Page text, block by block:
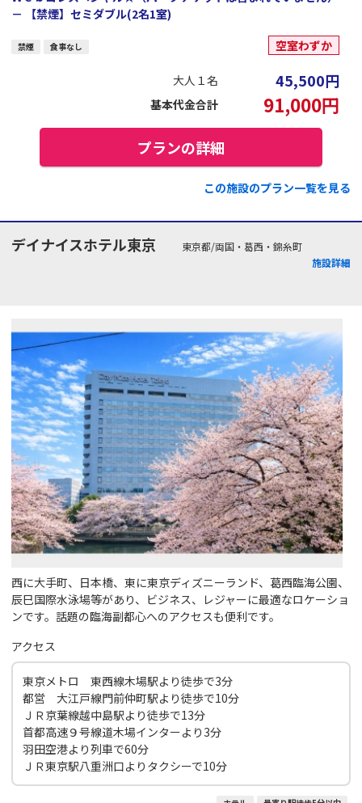
－ 【禁煙】セミダブル(2名1室)
禁煙 食事なし 空室わずか
大人１名 45,500円
基本代金合計 91,000円
プランの詳細
この施設のプラン一覧を見る
デイナイスホテル東京
東京都/両国・葛西・錦糸町
施設詳細
西に大手町、日本橋、東に東京ディズニーランド、葛西臨海公園、
辰巳国際水泳場等があり、ビジネス、レジャーに最適なロケーショ
ンです。話題の臨海副都心へのアクセスも便利です。
アクセス
東京メトロ 東西線木場駅より徒歩で3分
都営 大江戸線門前仲町駅より徒歩で10分
ＪＲ京葉線越中島駅より徒歩で13分
首都高速９号線道木場インターより3分
羽田空港より列車で60分
ＪＲ東京駅八重洲口よりタクシーで10分